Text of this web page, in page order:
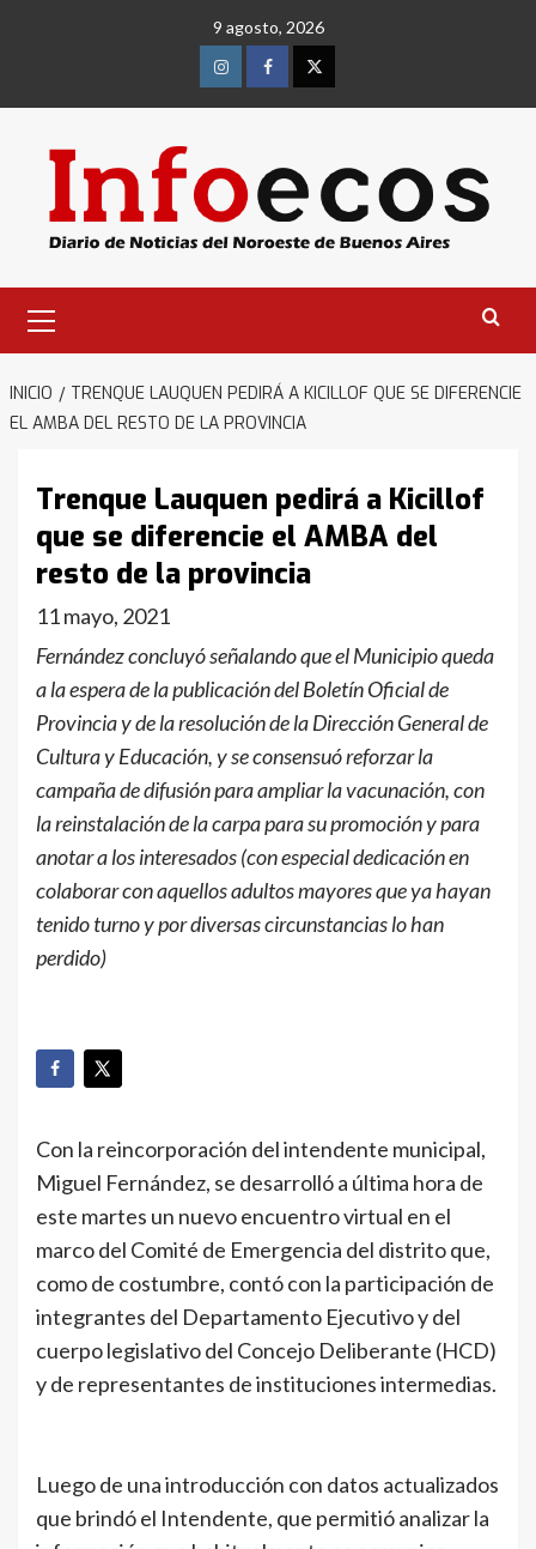
9 agosto, 2026
InstagramFacebookTwitter
primario
INICIO
TRENQUE LAUQUEN PEDIRÁ A KICILLOF QUE SE DIFERENCIE
EL AMBA DEL RESTO DE LA PROVINCIA
Trenque Lauquen pedirá a Kicillof
que se diferencie el AMBA del
resto de la provincia
11 mayo, 2021
Fernández concluyó señalando que el Municipio queda
a la espera de la publicación del Boletín Oficial de
Provincia y de la resolución de la Dirección General de
Cultura y Educación, y se consensuó reforzar la
campaña de difusión para ampliar la vacunación, con
la reinstalación de la carpa para su promoción y para
anotar a los interesados (con especial dedicación en
colaborar con aquellos adultos mayores que ya hayan
tenido turno y por diversas circunstancias lo han
perdido)
Con la reincorporación del intendente municipal,
Miguel Fernández, se desarrolló a última hora de
este martes un nuevo encuentro virtual en el
marco del Comité de Emergencia del distrito que,
como de costumbre, contó con la participación de
integrantes del Departamento Ejecutivo y del
cuerpo legislativo del Concejo Deliberante (HCD)
y de representantes de instituciones intermedias.
Luego de una introducción con datos actualizados
que brindó el Intendente, que permitió analizar la